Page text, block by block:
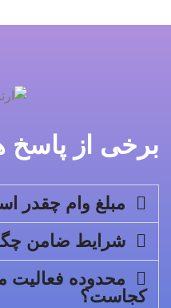
برخی از پاسخ
مبلغ وام چقدر
شرایط ضامن
محدوده
کجاست؟